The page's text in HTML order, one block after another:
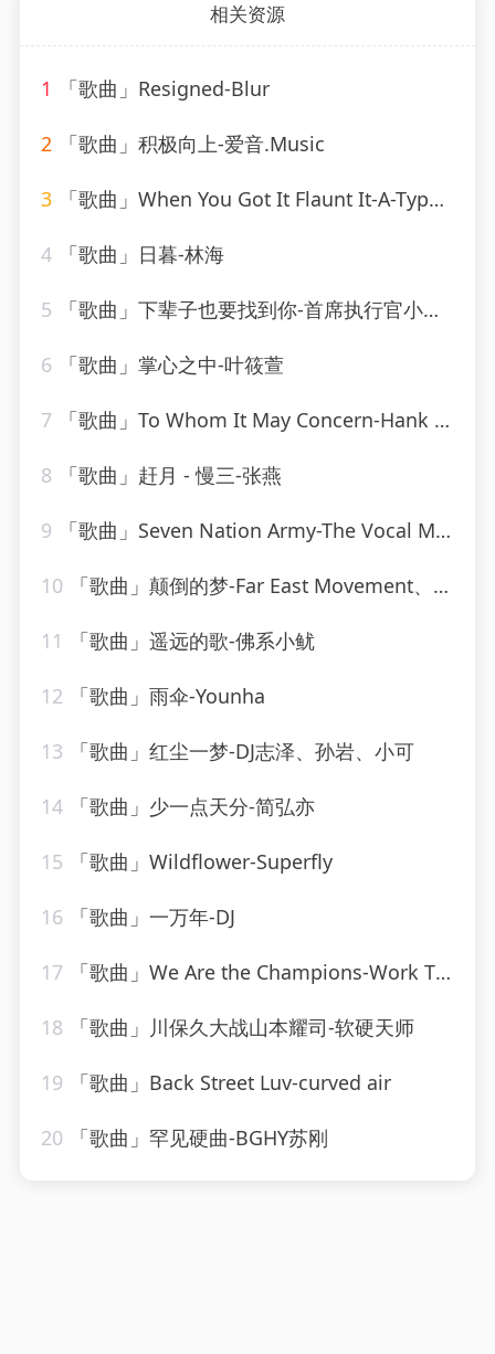
相关资源
1 「歌曲」Resigned-Blur
2 「歌曲」积极向上-爱音.Music
3 「歌曲」When You Got It Flaunt It-A-Type Player
4 「歌曲」日暮-林海
5 「歌曲」下辈子也要找到你-首席执行官小七、野马V、三月
6 「歌曲」掌心之中-叶筱萱
7 「歌曲」To Whom It May Concern-Hank Locklin(2)
8 「歌曲」赶月 - 慢三-张燕
9 「歌曲」Seven Nation Army-The Vocal Masters
10 「歌曲」颠倒的梦-Far East Movement、刘宇宁
11 「歌曲」遥远的歌-佛系小鱿
12 「歌曲」雨伞-Younha
13 「歌曲」红尘一梦-DJ志泽、孙岩、小可
14 「歌曲」少一点天分-简弘亦
15 「歌曲」Wildflower-Superfly
16 「歌曲」一万年-DJ
17 「歌曲」We Are the Champions-Work This! Workout
18 「歌曲」川保久大战山本耀司-软硬天师
19 「歌曲」Back Street Luv-curved air
20 「歌曲」罕见硬曲-BGHY苏刚